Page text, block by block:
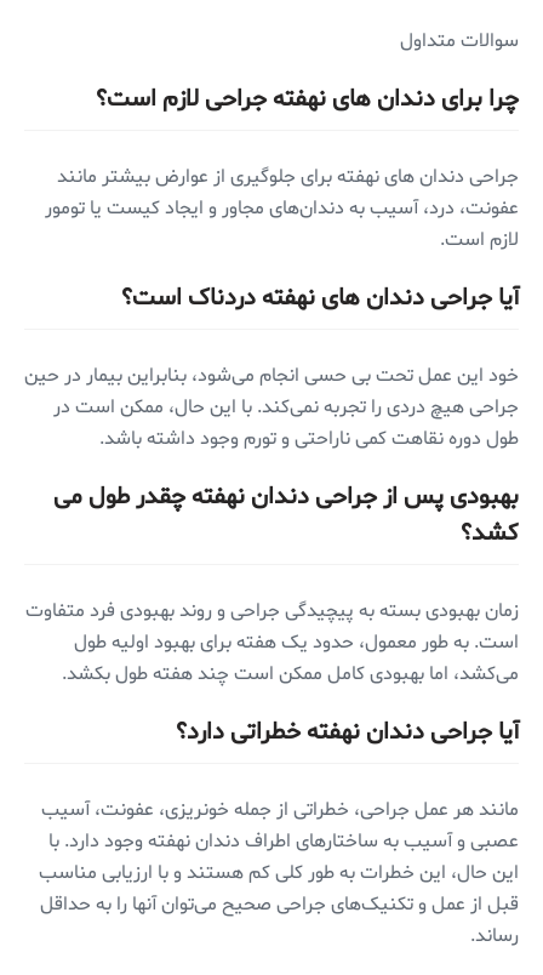
سوالات متداول
چرا برای دندان های نهفته جراحی لازم است؟
جراحی دندان های نهفته برای جلوگیری از عوارض بیشتر مانند
عفونت، درد، آسیب به دندان‌های مجاور و ایجاد کیست یا تومور
لازم است.
آیا جراحی دندان های نهفته دردناک است؟
خود این عمل تحت بی حسی انجام می‌شود، بنابراین بیمار در حین
جراحی هیچ دردی را تجربه نمی‌کند. با این حال، ممکن است در
طول دوره نقاهت کمی ناراحتی و تورم وجود داشته باشد.
بهبودی پس از جراحی دندان نهفته چقدر طول می
کشد؟
زمان بهبودی بسته به پیچیدگی جراحی و روند بهبودی فرد متفاوت
است. به طور معمول، حدود یک هفته برای بهبود اولیه طول
می‌کشد، اما بهبودی کامل ممکن است چند هفته طول بکشد.
آیا جراحی دندان نهفته خطراتی دارد؟
مانند هر عمل جراحی، خطراتی از جمله خونریزی، عفونت، آسیب
عصبی و آسیب به ساختارهای اطراف دندان نهفته وجود دارد. با
این حال، این خطرات به طور کلی کم هستند و با ارزیابی مناسب
قبل از عمل و تکنیک‌های جراحی صحیح می‌توان آنها را به حداقل
رساند.